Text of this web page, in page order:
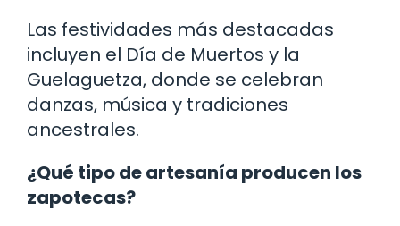
Las festividades más destacadas
incluyen el Día de Muertos y la
Guelaguetza, donde se celebran
danzas, música y tradiciones
ancestrales.
¿Qué tipo de artesanía producen los
zapotecas?